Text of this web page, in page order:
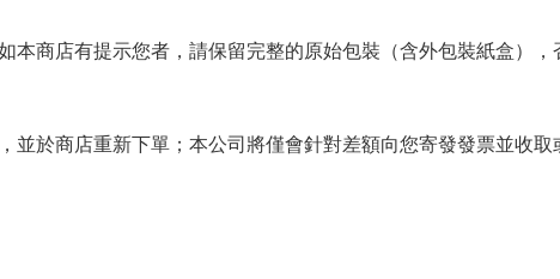
商店有提示您者，請保留完整的原始包裝（含外包裝紙盒），
於商店重新下單；本公司將僅會針對差額向您寄發發票並收取